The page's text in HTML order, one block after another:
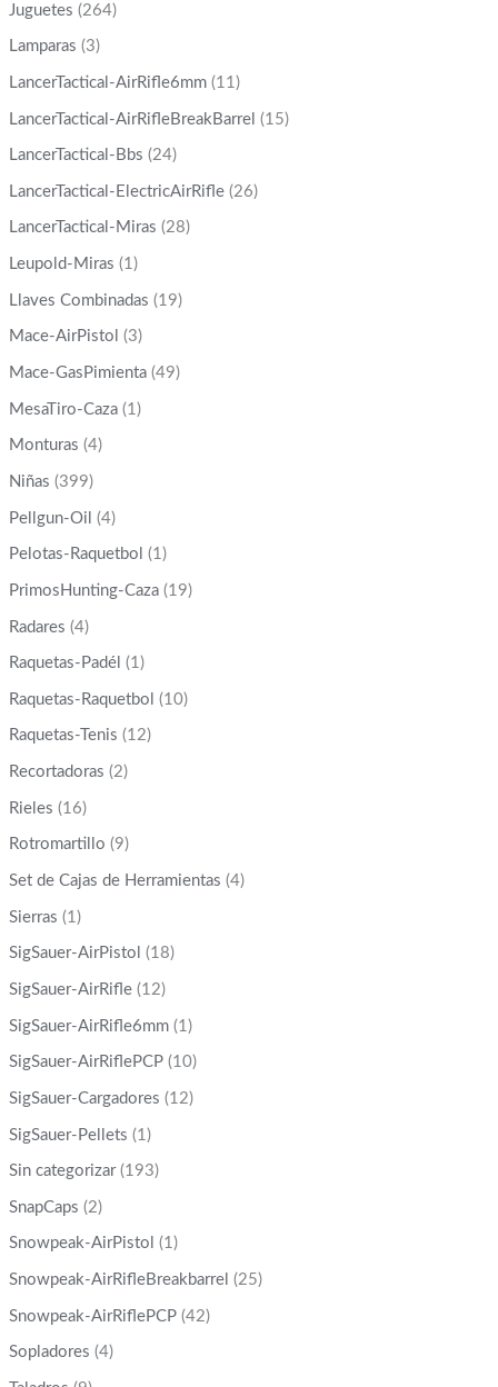
Juguetes (264)
Lamparas (3)
LancerTactical-AirRifle6mm (11)
LancerTactical-AirRifleBreakBarrel (15)
LancerTactical-Bbs (24)
LancerTactical-ElectricAirRifle (26)
LancerTactical-Miras (28)
Leupold-Miras (1)
Llaves Combinadas (19)
Mace-AirPistol (3)
Mace-GasPimienta (49)
MesaTiro-Caza (1)
Monturas (4)
Niñas (399)
Pellgun-Oil (4)
Pelotas-Raquetbol (1)
PrimosHunting-Caza (19)
Radares (4)
Raquetas-Padél (1)
Raquetas-Raquetbol (10)
Raquetas-Tenis (12)
Recortadoras (2)
Rieles (16)
Rotromartillo (9)
Set de Cajas de Herramientas (4)
Sierras (1)
SigSauer-AirPistol (18)
SigSauer-AirRifle (12)
SigSauer-AirRifle6mm (1)
SigSauer-AirRiflePCP (10)
SigSauer-Cargadores (12)
SigSauer-Pellets (1)
Sin categorizar (193)
SnapCaps (2)
Snowpeak-AirPistol (1)
Snowpeak-AirRifleBreakbarrel (25)
Snowpeak-AirRiflePCP (42)
Sopladores (4)